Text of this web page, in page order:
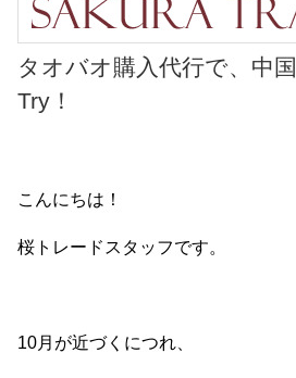
タオバオ購入代行で、中
Try！
こんにちは！
桜トレードスタッフです。
10月が近づくにつれ、